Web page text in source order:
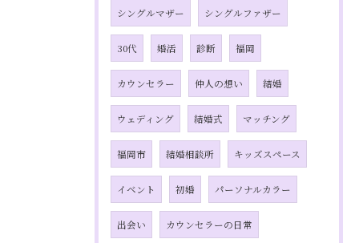
シングルマザー シングルファザー
30代 婚活 診断 福岡
カウンセラー 仲人の想い 結婚
ウェディング 結婚式 マッチング
福岡市 結婚相談所 キッズスペース
イベント 初婚 パーソナルカラー
出会い カウンセラーの日常